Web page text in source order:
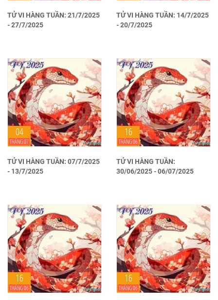
TỬ VI HÀNG TUẦN: 21/7/2025
- 27/7/2025
TỬ VI HÀNG TUẦN: 14/7/2025
- 20/7/2025
04
THÁNG 07
TỬ VI HÀNG TUẦN: 07/7/2025
- 13/7/2025
16
THÁNG 06
TỬ VI HÀNG TUẦN:
30/06/2025 - 06/07/2025
16
THÁNG 06
16
THÁNG 06